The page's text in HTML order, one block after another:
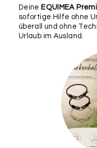
für die Produktion
Rückfragen,
vornehmen können.
Angaben können wir
Deine EQUIMEA
sofortige Hilfe ohne
überall und ohne
Urlaub im Ausland.